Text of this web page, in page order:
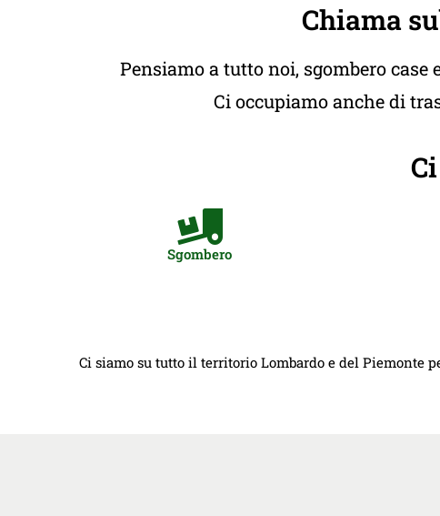
Chiama
Pensiamo a tutto noi, sgombero
Ci occupiamo anche di
Sgombero
Ci siamo su tutto il territorio Lombardo e del Piemonte